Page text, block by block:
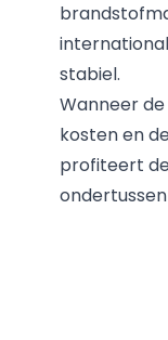
stabiel.
Wanneer
kosten en
profiteert